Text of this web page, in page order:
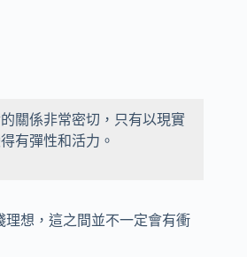
關係非常密切，只有以現實
有彈性和活力。
想，這之間並不一定會有衝